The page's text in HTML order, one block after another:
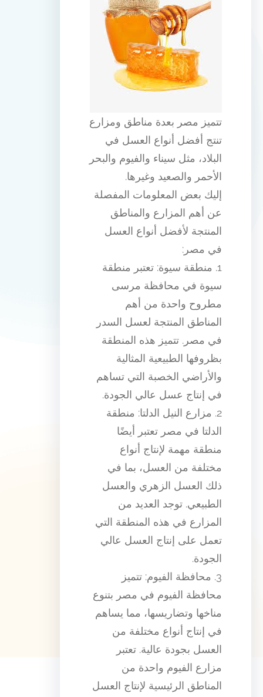
تتميز مصر بعدة مناطق ومزارع
تنتج أفضل أنواع العسل في
البلاد، مثل سيناء والفيوم والبحر
الأحمر والصعيد وغيرها.
إليك بعض المعلومات المفصلة
عن أهم المزارع والمناطق
المنتجة لأفضل أنواع العسل
في مصر:
1. منطقة سيوة: تعتبر منطقة
سيوة في محافظة مرسى
مطروح واحدة من أهم
المناطق المنتجة لعسل السدر
في مصر. تتميز هذه المنطقة
بظروفها الطبيعية المثالية
والأراضي الخصبة التي تساهم
في إنتاج عسل عالي الجودة.
2. مزارع النيل الدلتا: منطقة
الدلتا في مصر تعتبر أيضًا
منطقة مهمة لإنتاج أنواع
مختلفة من العسل، بما في
ذلك العسل الزهري والعسل
الطبيعي. توجد العديد من
المزارع في هذه المنطقة التي
تعمل على إنتاج العسل عالي
الجودة.
3. محافظة الفيوم: تتميز
محافظة الفيوم في مصر بتنوع
مناخها وتضاريسها، مما يساهم
في إنتاج أنواع مختلفة من
العسل بجودة عالية. تعتبر
مزارع الفيوم واحدة من
المناطق الرئيسية لإنتاج العسل